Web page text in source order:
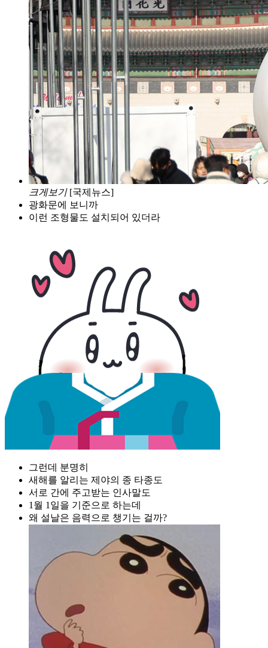
크게보기 [국제뉴스]
광화문에 보니까
이런 조형물도 설치되어 있더라
그런데 분명히
새해를 알리는 제야의 종 타종도
서로 간에 주고받는 인사말도
1월 1일을 기준으로 하는데
왜 설날은 음력으로 챙기는 걸까?